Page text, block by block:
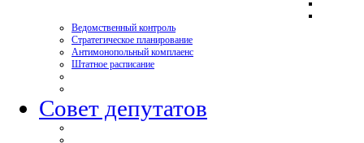
Ведомственный контроль
Стратегическое планирование
Антимонопольный комплаенс
Штатное расписание
Совет депутатов